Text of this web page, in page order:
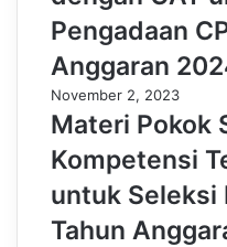
Pengadaan
Anggaran
November 2, 2023
Materi Pokok
Kompetensi
untuk Seleksi
Tahun